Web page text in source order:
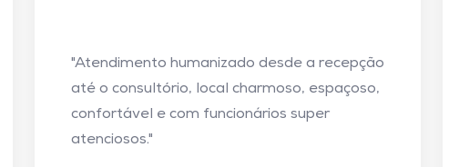
"Atendimento humanizado desde a recepção
até o consultório, local charmoso, espaçoso,
confortável e com funcionários super
atenciosos."